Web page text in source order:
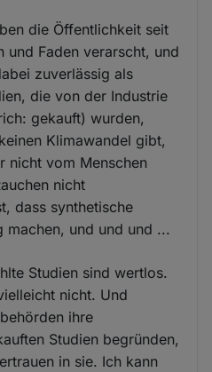
die Öffentlichkeit seit
und Faden verarscht, und
zuverlässig als
die von der Industrie
gekauft) wurden,
Klimawandel gibt,
nicht vom Menschen
nicht
dass synthetische
machen, und und und ...
Studien sind wertlos.
nicht. Und
ihre
Studien begründen,
in sie. Ich kann